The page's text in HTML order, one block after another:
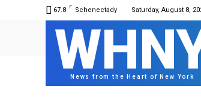
67.8 F Schenectady Saturday, August 8,
News from the Heart of New York